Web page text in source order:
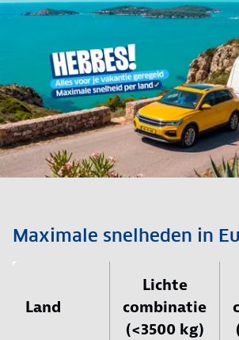
Maximale snelheden in
Land
Lichte
combinatie
(<3500 kg)